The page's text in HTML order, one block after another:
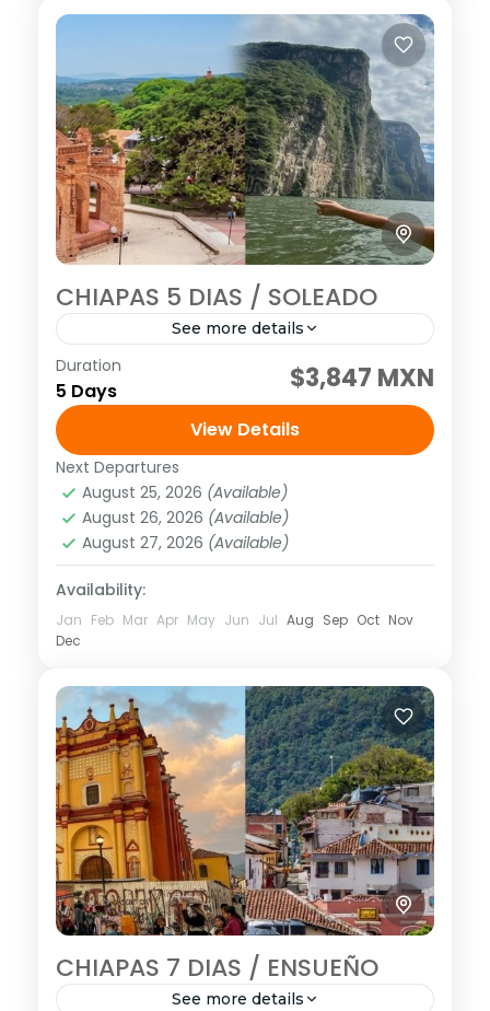
CHIAPAS 5 DIAS / SOLEADO
See more details
SALIDAS DIARIAS Visitando: San Cristóbal
de Las Casas, Cañón del Sumidero, Chiapa
de Corzo, Miradores del Cañón, Cascadas
de Agua Azul, Cascadas de Misol-Ha,
Zona...
América,México
1 Person
Duration
5 Days $3,847 MXN
View Details
Next Departures
August 25, 2026 (Available)
August 26, 2026 (Available)
August 27, 2026 (Available)
Availability:
Jan Feb Mar Apr May Jun Jul Aug Sep Oct Nov
Dec
CHIAPAS 7 DIAS / ENSUEÑO
See more details